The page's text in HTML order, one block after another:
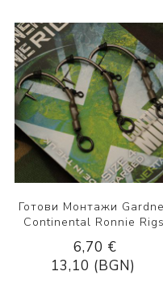
Готови Монтажи
Continental Ronnie Rigs
6,70 €
13,10 (BGN)